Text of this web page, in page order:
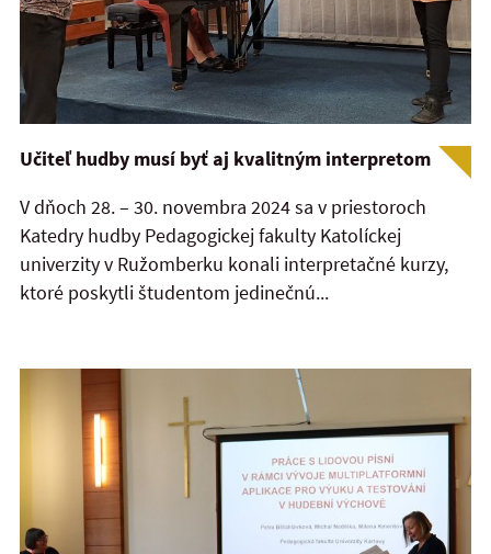
Učiteľ hudby musí byť aj kvalitným interpretom
V dňoch 28. – 30. novembra 2024 sa v priestoroch
Katedry hudby Pedagogickej fakulty Katolíckej
univerzity v Ružomberku konali interpretačné kurzy,
ktoré poskytli študentom jedinečnú...